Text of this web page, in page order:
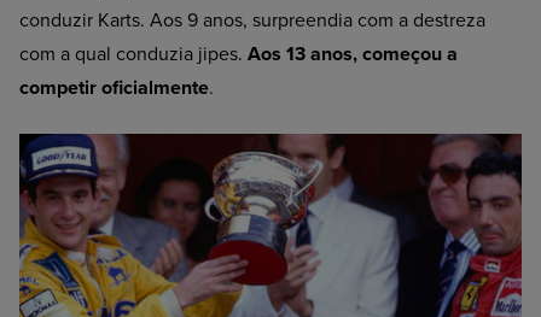
conduzir Karts. Aos 9 anos, surpreendia com a destreza
com a qual conduzia jipes. Aos 13 anos, começou a
competir oficialmente.